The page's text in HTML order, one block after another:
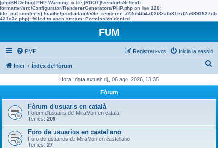
[phpBB Debug] PHP Warning: in file [ROOT]/vendor/s9e/text-
formatter/src/Configurator/RendererGenerators/PHP.php on line 128:
file_put_contents(./cache/production//s9e_renderer_a22cf4f54a02f83afb31e7f2a6899827db
421c3e.php): failed to open stream: Permission denied
FUM
PMF Inicia la sessió
Registreu-vos
Inici Índex del fòrum
c
Hora i data actual: dj., 06 ago. 2026, 13:35
Fòrum
Fòrum d'usuaris en català
Fòrum d'usuaris del MiraMon en català
Temes: 209
Foro de usuarios en castellano
Foro de usuarios de MiraMon en castellano
Temes: 27